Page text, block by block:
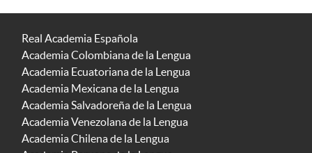
Real Academia Española
Academia Colombiana de la Lengua
Academia Ecuatoriana de la Lengua
Academia Mexicana de la Lengua
Academia Salvadoreña de la Lengua
Academia Venezolana de la Lengua
Academia Chilena de la Lengua